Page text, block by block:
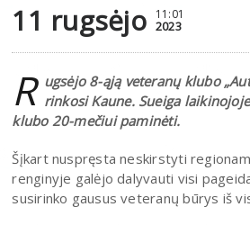
11 rugsėjo 11:01
2023
R ugsėjo 8-ąją veteranų klubo
rinkosi Kaune. Sueiga
klubo 20-mečiui paminėti.
Šįkart nuspręsta neskirstyti
renginyje galėjo dalyvauti visi
susirinko gausus veteranų būrys iš